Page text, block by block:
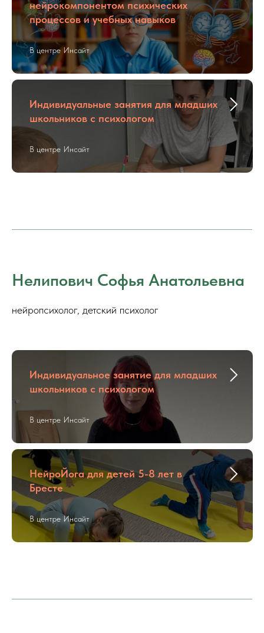
нейрокомпонентом психических
процессов и учебных навыков
В центре Инсайт
Индивидуальные занятия для младших
школьников с психологом
В центре Инсайт
Нелипович Софья Анатольевна
нейропсихолог, детский психолог
Индивидуальное занятие для младших
школьников с психологом
В центре Инсайт
НейроЙога для детей 5-8 лет в
Бресте
В центре Инсайт